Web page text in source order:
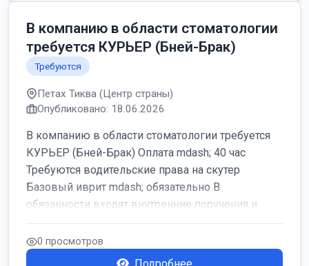
В компанию в области стоматологии
требуется КУРЬЕР (Бней-Брак)
Требуются
Петах Тиква (Центр страны)
Опубликовано: 18.06.2026
В компанию в области стоматологии требуется
КУРЬЕР (Бней-Брак) Оплата mdash; 40 час
Требуются водительские права на скутер
Базовый иврит mdash; обязательно В
обязанности входят внутренние поручения и ...
0 просмотров